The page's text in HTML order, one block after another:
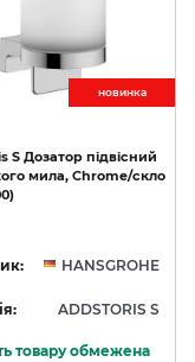
новинкa
S Дозатор підвісний
мила, Chrome/скло
HANSGROHE
ADDSTORIS S
товару обмежена